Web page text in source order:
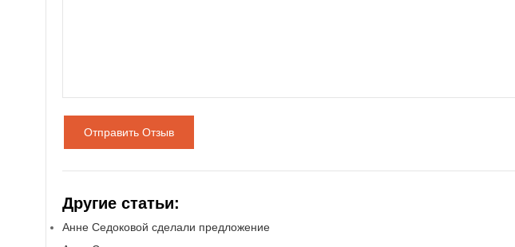
Отправить Отзыв
Другие статьи:
Анне Седоковой сделали предложение